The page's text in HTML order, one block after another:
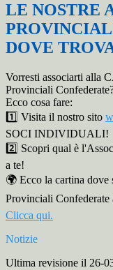
LE NOSTRE
DOVE
Vorresti associarti alla
Provinciali
Ecco cosa fare:
1️⃣ Visita il nostro sito
SOCI INDIVIDUALI!
2️⃣ Scopri qual è
a te!
🌍 Ecco la cartina dove
Provinciali
Clicca qui.
Notizie
Ultima revisione il 26-